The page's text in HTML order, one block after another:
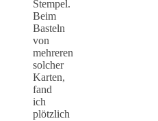
Stempel.
Beim
Basteln
von
mehreren
solcher
Karten,
fand
ich
plötzlich